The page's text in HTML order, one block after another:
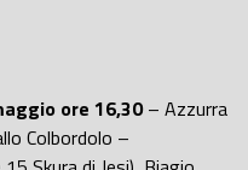
ore 16,30– Azzurra
Colbordolo –